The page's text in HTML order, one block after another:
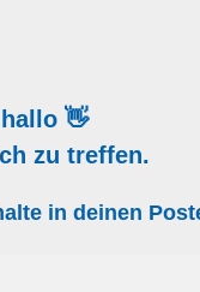
👋
zu treffen.
in deinen